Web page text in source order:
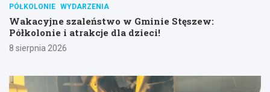
PÓŁKOLONIE WYDARZENIA
Wakacyjne szaleństwo w Gminie Stęszew:
Półkolonie i atrakcje dla dzieci!
8 sierpnia 2026